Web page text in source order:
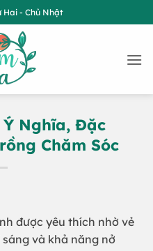
Hai - Chủ Nhật
Ý Nghĩa, Đặc
Chăm Sóc
được yêu thích nhờ vẻ
và khả năng nở